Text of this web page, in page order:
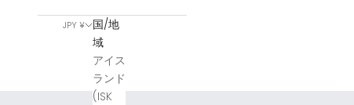
JPY ¥
国/地
域
アイス
ランド
(ISK